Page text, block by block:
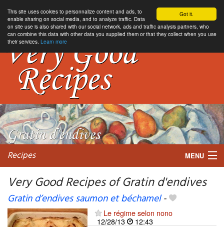
Got it.
This site uses cookies to personnalize content and ads, to
enable sharing on social media, and to analyze traffic. Data
on site use is also shared with our social network, ads and traffic analysis partners, who
can combine this data with other data you supplied them or that they collect when you use
their services. Learn more
Recipes MENU
My favorite blogs
Very Good Recipes of Gratin d'endives
Gratin d’endives saumon et béchamel-
Le régime selon nono
12/28/13
12:43